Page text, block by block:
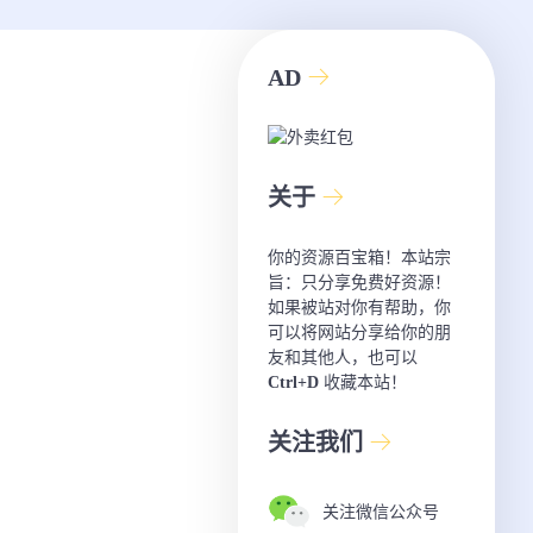
AD
关于
你的资源百宝箱！本站宗
旨：只分享免费好资源！
如果被站对你有帮助，你
可以将网站分享给你的朋
友和其他人，也可以
Ctrl+D 收藏本站！
关注我们
关注微信公众号